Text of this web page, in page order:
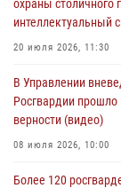
04 августа 2026, 14:00
Офицер Росгвардии
04 августа 2026, 12:28
В Москве
на охранника
охраны столичного
интеллектуальный
20 июля 2026, 11:30
В Управлении
Росгвардии
верности (видео)
08 июля 2026, 10:00
Более 120